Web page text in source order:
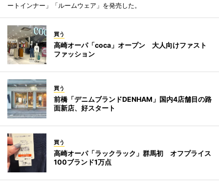
ートインナー」「ルームウェア」を発売した。
買う
高崎オーパ「coca」オープン 大人向けファスト
ファッション
買う
前橋「デニムブランドDENHAM」国内4店舗目の路
面新店、好スタート
買う
高崎オーパ「ラックラック」群馬初 オフプライス
100ブランド1万点